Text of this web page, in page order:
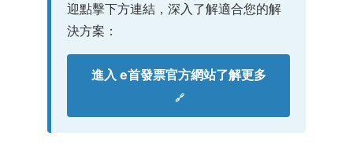
迎點擊下方連結，深入了解適合您的解
決方案：
進入 e首發票官方網站了解更多